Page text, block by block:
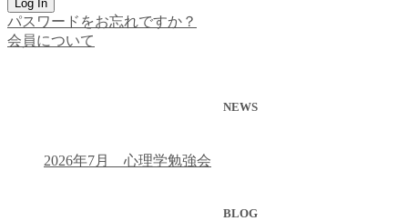
パスワードをお忘れですか？
会員について
NEWS
2026年7月 心理学勉強会
BLOG